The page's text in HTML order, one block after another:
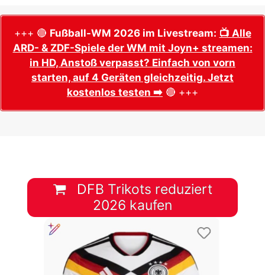
+++ 🔴 Fußball-WM 2026 im Livestream: 📺 Alle
ARD- & ZDF-Spiele der WM mit Joyn+ streamen:
in HD, Anstoß verpasst? Einfach von vorn
starten, auf 4 Geräten gleichzeitig. Jetzt
kostenlos testen ➡️ 🔴 +++
DFB Trikots reduziert
2026 kaufen